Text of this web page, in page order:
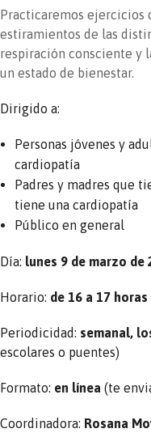
Practicaremos ejercicios
estiramientos de las
respiración consciente y
un estado de bienestar.
Dirigido a:
Personas jóvenes y
cardiopatía
Padres y madres que
tiene una cardiopatía
Público en general
Día: lunes 9 de marzo de
Horario: de 16 a 17 horas
Periodicidad: semanal,
escolares o puentes)
Formato: en línea (te
Coordinadora: Rosana